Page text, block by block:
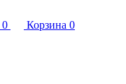
0 Корзина 0